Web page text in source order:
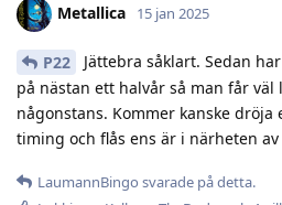
Metallica 15 jan 2025
P22
Jättebra såklart. Sedan
på nästan ett halvår så man får
någonstans. Kommer kanske dröja
timing och flås ens är i närheten
LaumannBingo svarade på detta.